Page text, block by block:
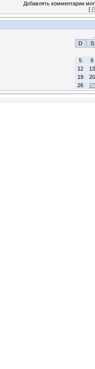
Добавлять комментарии
[
D
S
5
6
12
13
19
20
26
27